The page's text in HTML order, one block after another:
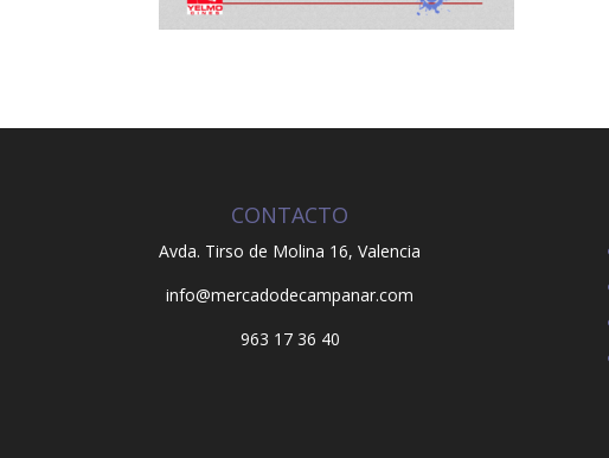
CONTACTO
Avda. Tirso de Molina 16, Valencia
info@mercadodecampanar.com
963 17 36 40